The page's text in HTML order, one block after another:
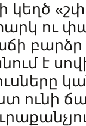
ու
է
ունի